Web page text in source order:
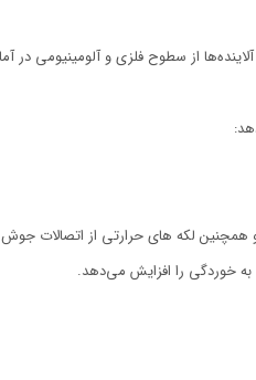
از سطوح فلزی و
لکه های حرارتی از اتصالات
به خوردگی را افزایش می‌دهد.